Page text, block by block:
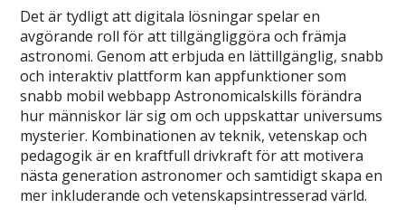
Det är tydligt att digitala lösningar spelar en
avgörande roll för att tillgängliggöra och främja
astronomi. Genom att erbjuda en lättillgänglig, snabb
och interaktiv plattform kan appfunktioner som
snabb mobil webbapp Astronomicalskills förändra
hur människor lär sig om och uppskattar universums
mysterier. Kombinationen av teknik, vetenskap och
pedagogik är en kraftfull drivkraft för att motivera
nästa generation astronomer och samtidigt skapa en
mer inkluderande och vetenskapsintresserad värld.